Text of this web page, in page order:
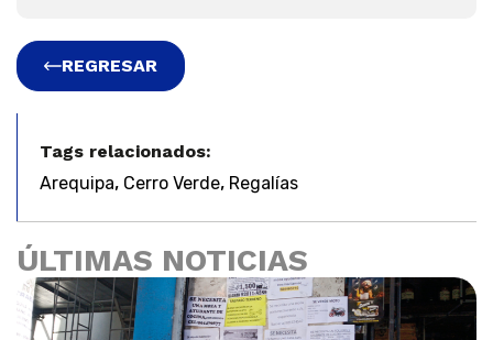
REGRESAR
Tags relacionados:
Arequipa, Cerro Verde, Regalías
ÚLTIMAS NOTICIAS